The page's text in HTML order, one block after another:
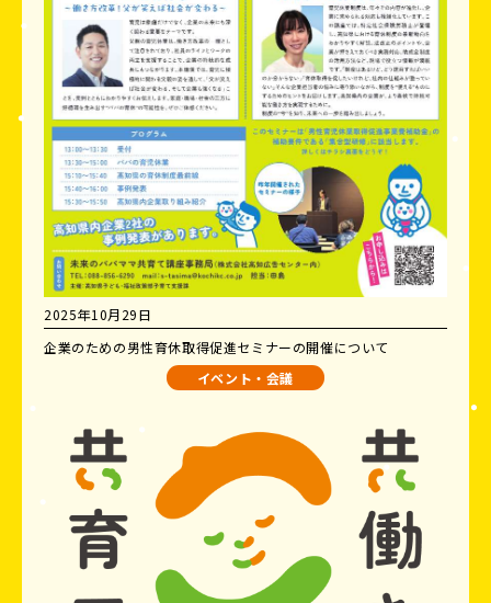
2025年10月29日
企業のための男性育休取得促進セミナーの開催について
イベント・会議